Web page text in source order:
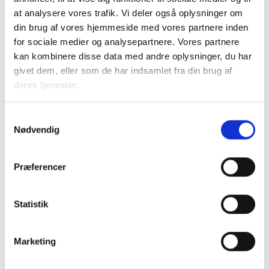
at analysere vores trafik. Vi deler også oplysninger om
din brug af vores hjemmeside med vores partnere inden
for sociale medier og analysepartnere. Vores partnere
kan kombinere disse data med andre oplysninger, du har
givet dem, eller som de har indsamlet fra din brug af
deres tjenester.
Nødvendig
Præferencer
Statistik
Marketing
en uge inden mødets afholdelse
Tilmelding sker efter "først til mølle-
princippet"
Vi forbeholder os ret til at rykke rundt
på deltagere med mere end tre fra
samme organisation, så der også er
Har du spørgsmål, kan du kontakte:
Rottbøll //
Arrangør
BL arrangerer ERFA-møderne gennem